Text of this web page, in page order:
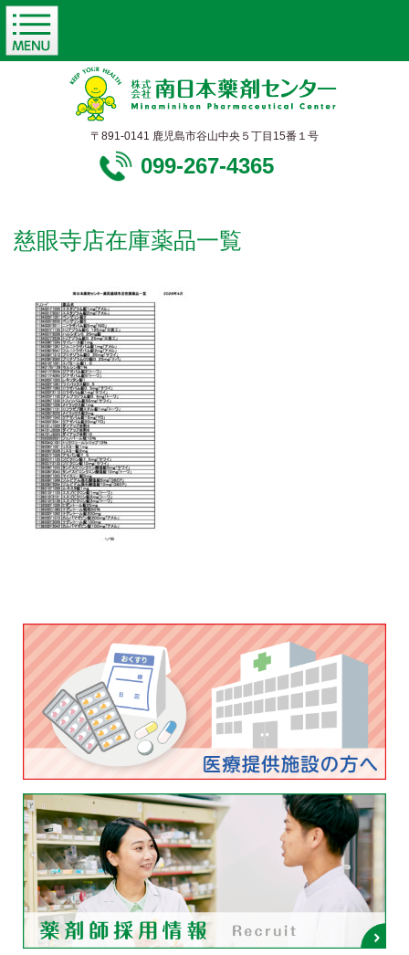
〒891-0141 鹿児島市谷山中央５丁目15番１号
099-267-4365
慈眼寺店在庫薬品一覧